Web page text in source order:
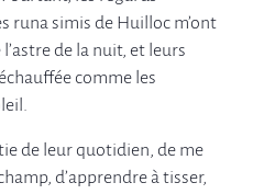
runa simis de Huilloc m’ont
de la nuit, et leurs
comme les
de leur quotidien, de me
d’apprendre à tisser,